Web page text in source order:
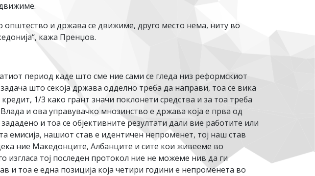
општество и држава се движиме, друго место нема, ниту во
кажа Пренџов.
период каде што сме ние сами се гледа низ реформскиот
што секоја држава одделно треба да направи, тоа се вика
1/3 како грант значи поклонети средства и за тоа треба
и ова управувачко мнозинство е држава која е прва од
и тоа се објективните резултати дали вие работите или
емисија, нашиот став е идентичен непроменет, тој наш став
ние Македонците, Албанците и сите кои живееме во
изгласа тој последен протокол ние не можеме нив да ги
и тоа е една позиција која четири години е непроменета во